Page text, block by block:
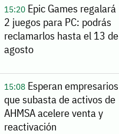
15:20Epic Games regalará
2 juegos para PC: podrás
reclamarlos hasta el 13 de
agosto
15:08Esperan empresarios
que subasta de activos de
AHMSA acelere venta y
reactivación